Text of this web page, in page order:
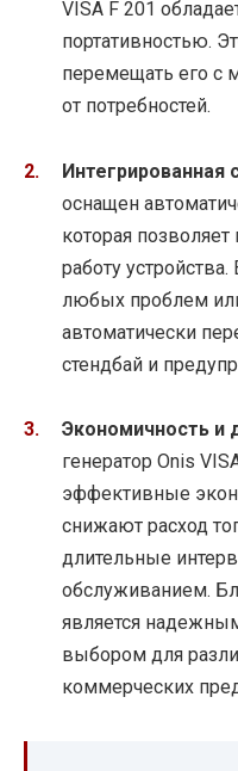
VISA F 201
портативностью.
перемещать его с
от потребностей.
Интегрированная
оснащен
которая
работу
любых проблем
автоматически
стендбай и
Экономичность и
генератор Onis
эффективные
снижают расход
длительные
обслуживанием.
является
выбором для
коммерческих